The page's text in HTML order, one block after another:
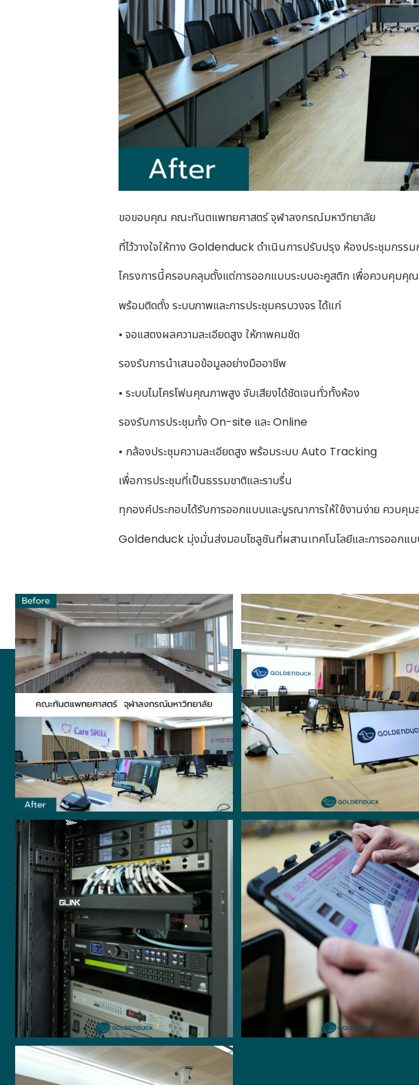
ขอขอบคุณ คณะทันตแพทยศาสตร์ จุฬาลงกรณ์มหาวิทยาลัย
ที่ไว้วางใจให้ทาง Goldenduck ดำเนินการปรับปรุง ห้องประชุมกรร
โครงการนี้ครอบคลุมตั้งแต่การออกแบบระบบอะคูสติก เพื่อควบคุมคุณ
พร้อมติดตั้ง ระบบภาพและการประชุมครบวงจร ได้แก่
• จอแสดงผลความละเอียดสูง ให้ภาพคมชัด
รองรับการนำเสนอข้อมูลอย่างมืออาชีพ
• ระบบไมโครโฟนคุณภาพสูง จับเสียงได้ชัดเจนทั่วทั้งห้อง
รองรับการประชุมทั้ง On-site และ Online
• กล้องประชุมความละเอียดสูง พร้อมระบบ Auto Tracking
เพื่อการประชุมที่เป็นธรรมชาติและราบรื่น
ทุกองค์ประกอบได้รับการออกแบบและบูรณาการให้ใช้งานง่าย ควบคุม
Goldenduck มุ่งมั่นส่งมอบโซลูชันที่ผสานเทคโนโลยีและการออกแ